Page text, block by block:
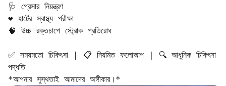
🩺 প্রেসার নিয়ন্ত্রণ
❤️ হার্টের স্বাস্থ্য পরীক্ষা
🧠 উচ্চ রক্তচাপে স্ট্রোক প্রতিরোধ
✅ সময়মতো চিকিৎসা | 📋 নিয়মিত ফলোআপ | 🔍 আধুনিক চিকিৎসা
পদ্ধতি
*আপনার সুস্থতাই আমাদের অঙ্গীকার।*